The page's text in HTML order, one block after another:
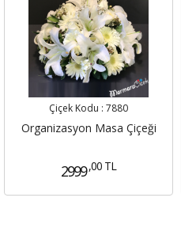
Çiçek Kodu : 7880
Organizasyon Masa Çiçeği
2999 ,00 TL